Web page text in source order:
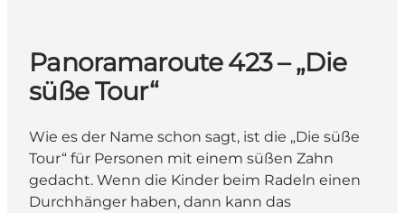
Panoramaroute 423 – „Die
süße Tour“
Wie es der Name schon sagt, ist die „Die süße
Tour“ für Personen mit einem süßen Zahn
gedacht. Wenn die Kinder beim Radeln einen
Durchhänger haben, dann kann das